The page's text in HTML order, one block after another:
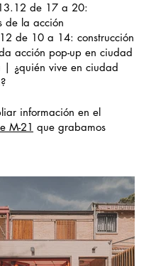
de 17 a 20:
de la acción
de 10 a 14: construcción
acción pop-up en ciudad
| ¿quién vive en ciudad
información en el
M-21 que grabamos